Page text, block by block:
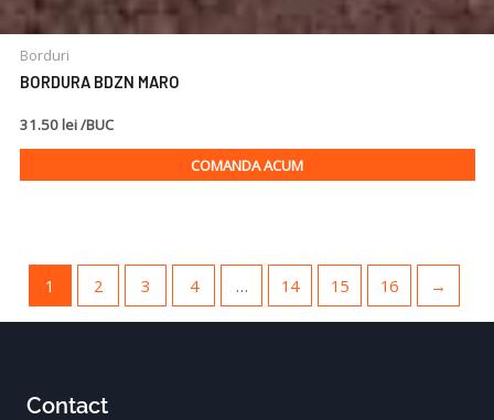
Borduri
BORDURA BDZN MARO
31.50 lei /BUC
COMANDA ACUM
1 2 3 4 … 14 15 16 →
Contact